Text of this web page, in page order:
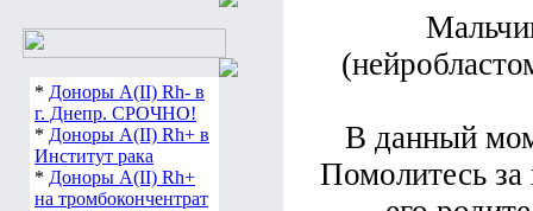
* Доноры А(ІІ) Rh- в
г. Днепр. СРОЧНО!
* Доноры А(ІІ) Rh+ в
Институт рака
* Доноры А(ІІ) Rh+
на тромбокончентрат
В данный
Помолитесь за